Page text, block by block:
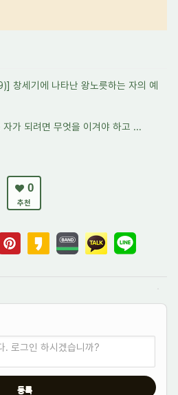
창세기에 나타난 왕노릇하는 자의 예
가 되려면 무엇을 이겨야 하고 ...
0
추천
. 로그인 하시겠습니까?